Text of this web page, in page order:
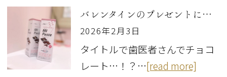
バレンタインのプレゼントにも🍫
2026年2月3日
タイトルで歯医者さんでチョコ
レート…！？…[read more]